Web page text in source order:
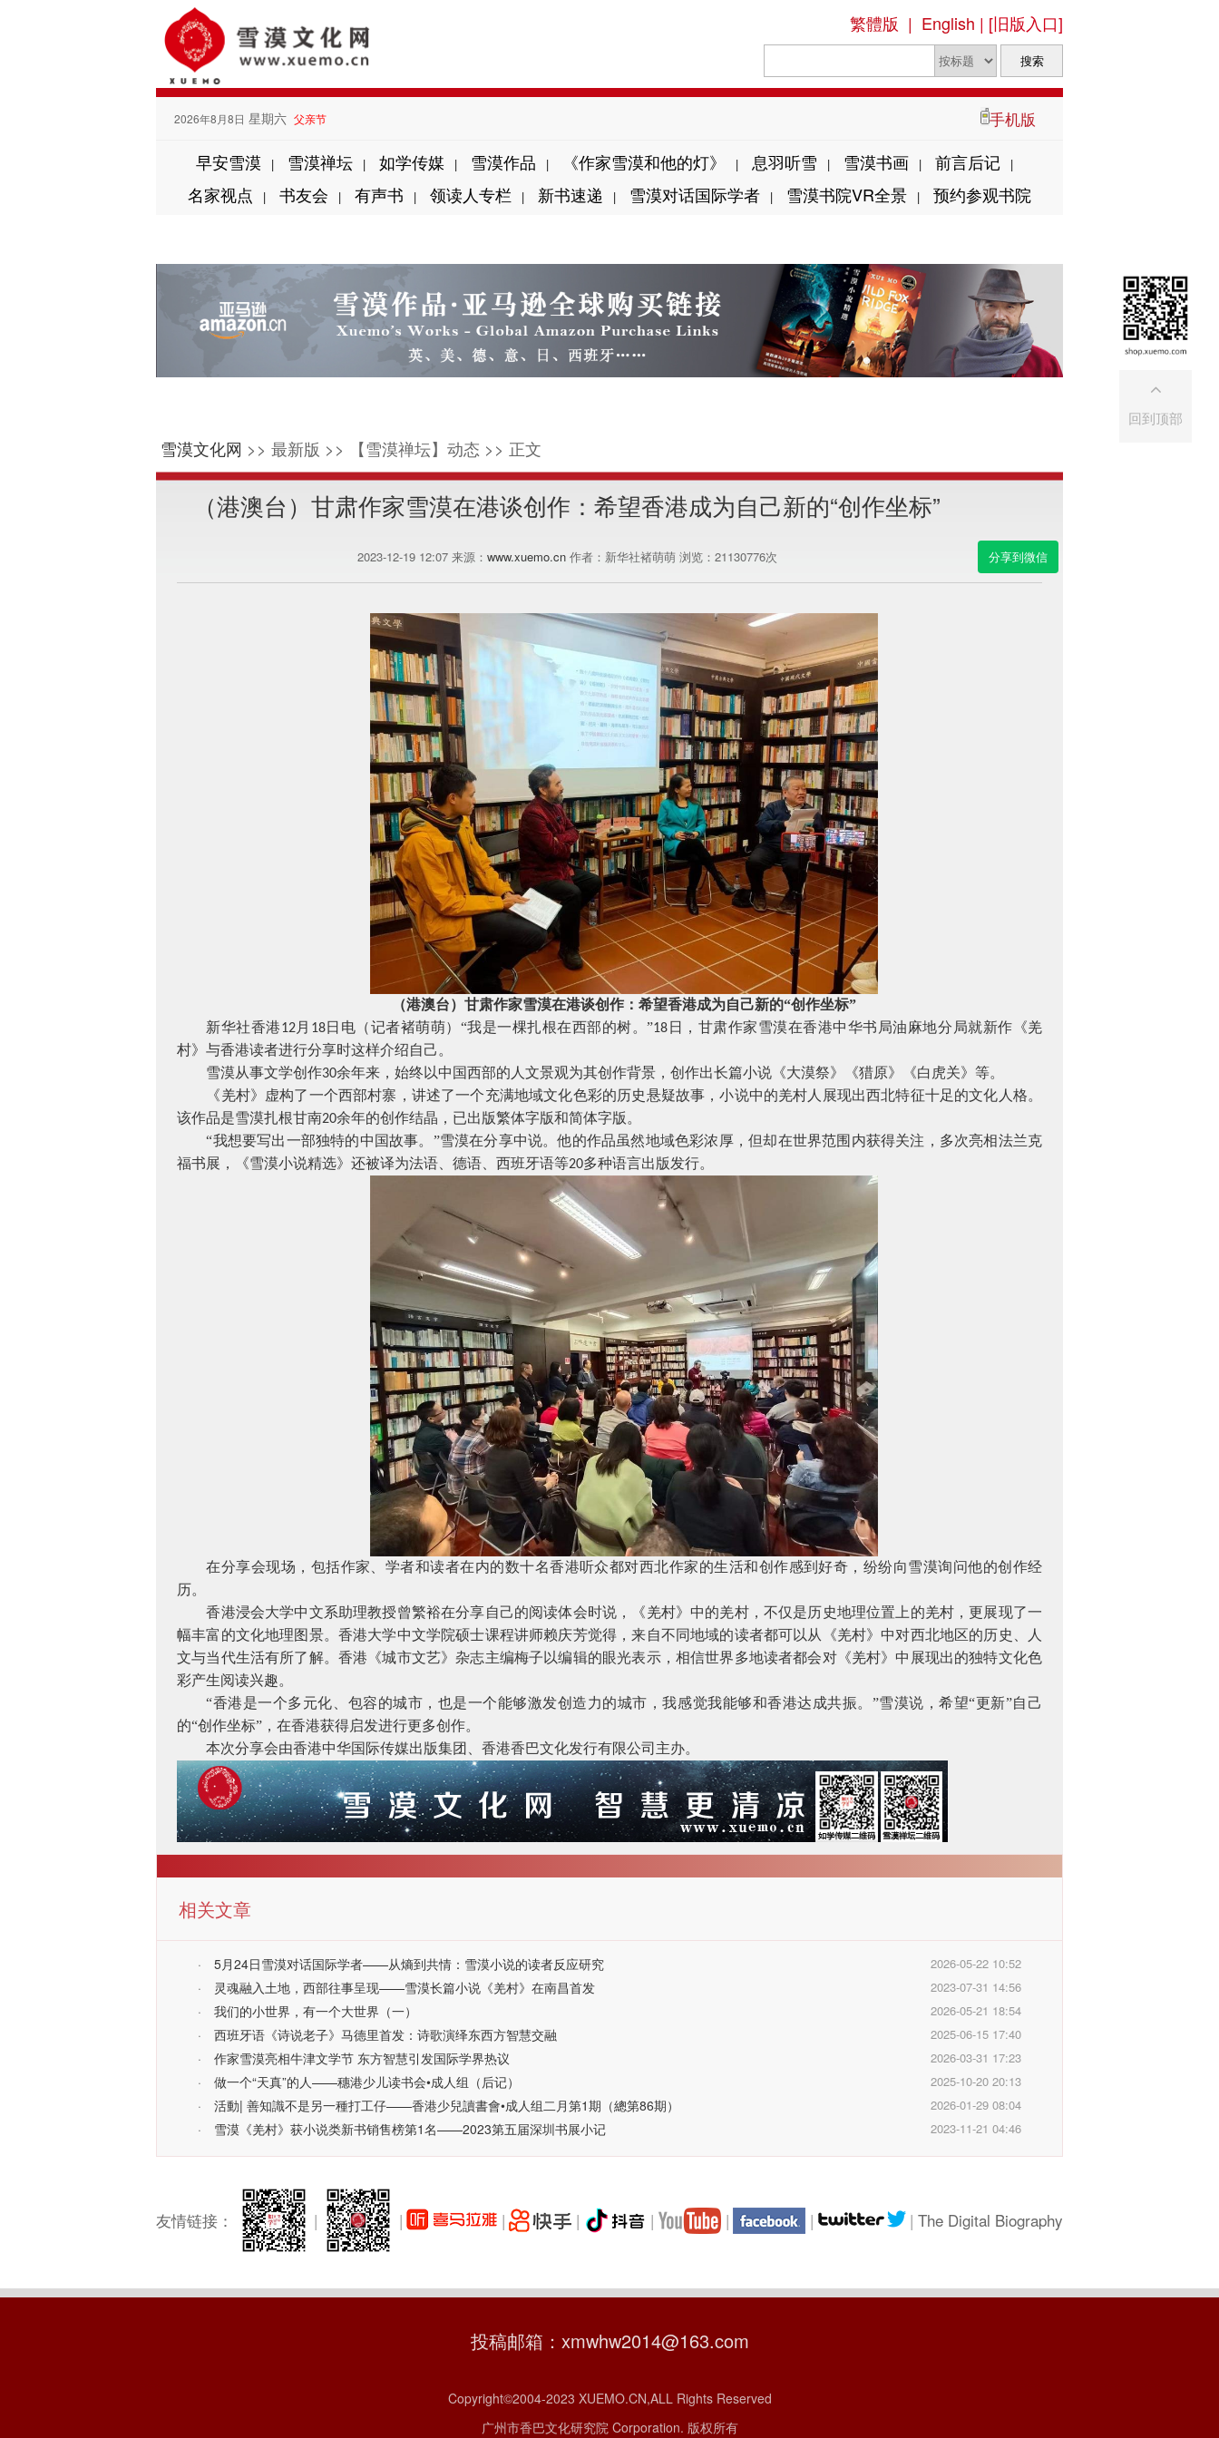
繁體版 | English | [旧版入口]
2026年8月8日 星期六 父亲节 手机版
早安雪漠 | 雪漠禅坛 | 如学传媒 | 雪漠作品 | 《作家雪漠和他的灯》 | 息羽听雪 | 雪漠书画 | 前言后记 |
名家视点 | 书友会 | 有声书 | 领读人专栏 | 新书速递 | 雪漠对话国际学者 | 雪漠书院VR全景 | 预约参观书院
雪漠文化网 >> 最新版 >> 【雪漠禅坛】动态 >> 正文
（港澳台）甘肃作家雪漠在港谈创作：希望香港成为自己新的“创作坐标”
2023-12-19 12:07 来源： www.xuemo.cn作者：新华社褚萌萌 浏览： 21130776次 分享到微信
（港澳台）甘肃作家雪漠在港谈创作：希望香港成为自己新的“创作坐标”
新华社香港12月 18日电（记者褚萌萌）“我是一棵扎根在西部的树。”18 日，甘肃作家雪漠在香港中华书局油麻地分局就新作《羌
村》与香港读者进行分享时这样介绍自己。
雪漠从事文学创作30余年来，始终以中国西部的人文景观为其创作背景，创作出长篇小说《大漠祭》《猎原》《白虎关》等。
《羌村》虚构了一个西部村寨，讲述了一个充满地域文化色彩的历史悬疑故事，小说中的羌村人展现出西北特征十足的文化人格。
该作品是雪漠扎根甘南20余年的创作结晶，已出版繁体字版和简体字版。
“我想要写出一部独特的中国故事。”雪漠在分享中说。他的作品虽然地域色彩浓厚，但却在世界范围内获得关注，多次亮相法兰克
福书展，《雪漠小说精选》还被译为法语、德语、西班牙语等20多种语言出版发行。
在分享会现场，包括作家、学者和读者在内的数十名香港听众都对西北作家的生活和创作感到好奇，纷纷向雪漠询问他的创作经
历。
香港浸会大学中文系助理教授曾繁裕在分享自己的阅读体会时说，《羌村》中的羌村，不仅是历史地理位置上的羌村，更展现了一
幅丰富的文化地理图景。香港大学中文学院硕士课程讲师赖庆芳觉得，来自不同地域的读者都可以从《羌村》中对西北地区的历史、人
文与当代生活有所了解。香港《城市文艺》杂志主编梅子以编辑的眼光表示，相信世界多地读者都会对《羌村》中展现出的独特文化色
彩产生阅读兴趣。
“香港是一个多元化、包容的城市，也是一个能够激发创造力的城市，我感觉我能够和香港达成共振。”雪漠说，希望“更新”自己
的“创作坐标”，在香港获得启发进行更多创作。
本次分享会由香港中华国际传媒出版集团、香港香巴文化发行有限公司主办。
相关文章
· 5月24日雪漠对话国际学者——从熵到共情：雪漠小说的读者反应研究 2026-05-22 10:52
· 灵魂融入土地，西部往事呈现——雪漠长篇小说《羌村》在南昌首发 2023-07-31 14:56
· 我们的小世界，有一个大世界（一） 2026-05-21 18:54
· 西班牙语《诗说老子》马德里首发：诗歌演绎东西方智慧交融 2025-06-15 17:40
· 作家雪漠亮相牛津文学节 东方智慧引发国际学界热议 2026-03-31 17:23
· 做一个“天真”的人——穗港少儿读书会•成人组（后记） 2025-10-20 20:13
· 活動| 善知識不是另一種打工仔——香港少兒讀書會•成人组二月第1期（總第86期） 2026-01-29 08:04
· 雪漠《羌村》获小说类新书销售榜第1名——2023第五届深圳书展小记 2023-11-21 04:46
友情链接： | | | | | | | | The Digital Biography
投稿邮箱：xmwhw2014@163.com
Copyright©2004-2023 XUEMO.CN,ALL Rights Reserved
广州市香巴文化研究院 Corporation. 版权所有
回到顶部